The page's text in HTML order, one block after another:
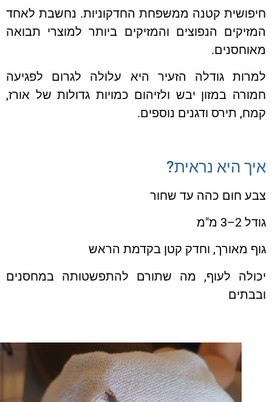
קטנה ממשפחת החדקוניות. נחשבת לאחד
הנפוצים והמזיקים ביותר למוצרי תבואה
גודלה הזעיר היא עלולה לגרום לפגיעה
במזון יבש ולזיהום כמויות גדולות של אורז,
תירס ודגנים נוספים.
היא נראית?
חום כהה עד שחור
מ"מ
מאורך, וחדק קטן בקדמת הראש
לעוף, מה שתורם להתפשטותה במחסנים